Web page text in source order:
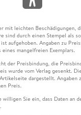
mit leichten Beschädigungen,
sind durch einen Stempel als
aufgehoben. Angaben zu
mangelfreien Exemplars.
der Preisbindung, die
wurde vom Verlag gesenkt.
dargestellt. Angaben
Preis.
Sie ein, dass Daten an